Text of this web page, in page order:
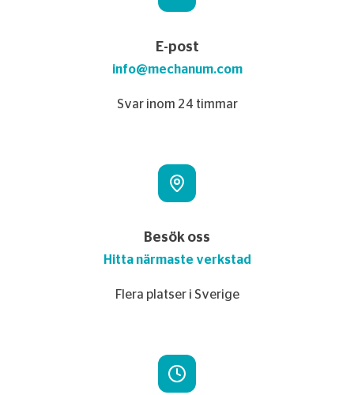
E-post
info@mechanum.com
Svar inom 24 timmar
Besök oss
Hitta närmaste verkstad
Flera platser i Sverige